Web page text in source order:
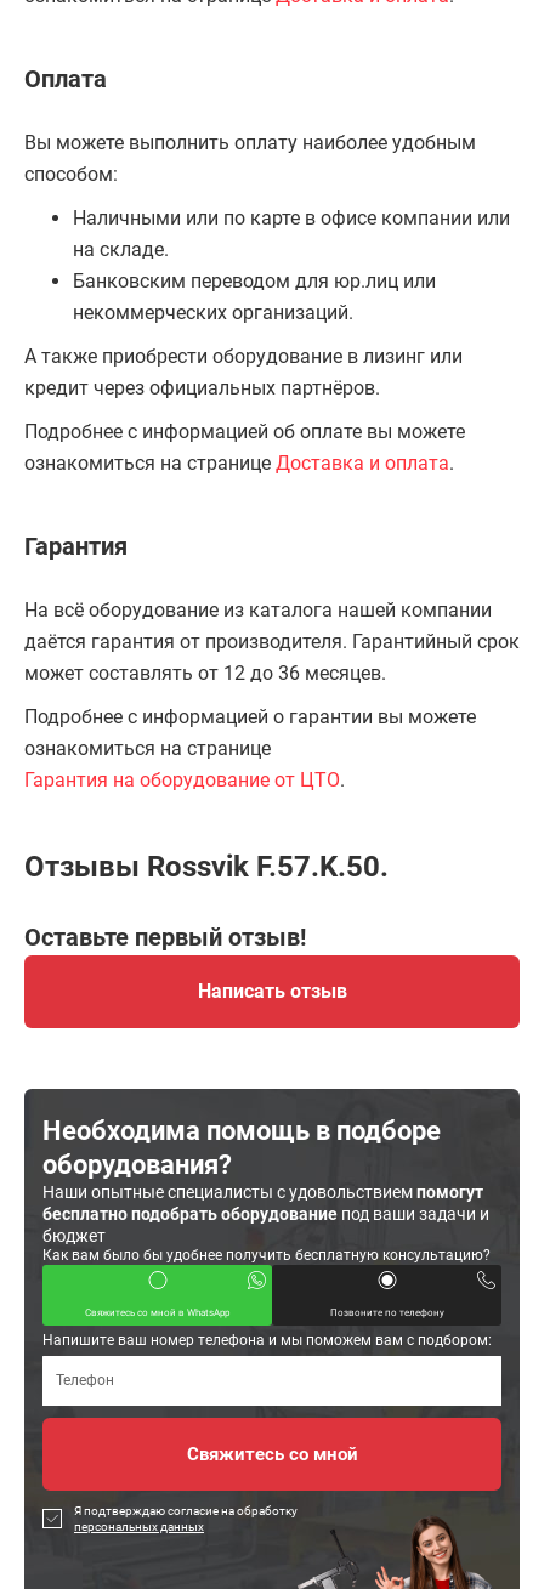
Оплата
Вы можете выполнить оплату наиболее удобным
способом:
Наличными или по карте в офисе компании или
на складе.
Банковским переводом для юр.лиц или
некоммерческих организаций.
А также приобрести оборудование в лизинг или
кредит через официальных партнёров.
Подробнее с информацией об оплате вы можете
ознакомиться на странице Доставка и оплата.
Гарантия
На всё оборудование из каталога нашей компании
даётся гарантия от производителя. Гарантийный срок
может составлять от 12 до 36 месяцев.
Подробнее с информацией о гарантии вы можете
ознакомиться на странице
Гарантия на оборудование от ЦТО.
Отзывы Rossvik F.57.K.50.
Оставьте первый отзыв!
Написать отзыв
Необходима помощь в подборе
оборудования?
Наши опытные специалисты с удовольствиемпомогут
бесплатно подобрать оборудование под ваши задачи и
бюджет
Как вам было бы удобнее получить бесплатную консультацию?
Свяжитесь со мной в WhatsApp Позвоните по телефону
Напишите ваш номер телефона и мы поможем вам с подбором:
Я подтверждаю согласие на обработку
персональных данных